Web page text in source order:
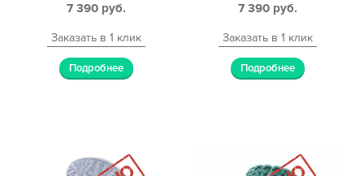
7 390 руб.
Заказать в 1 клик
Подробнее
7 390 руб.
Заказать в 1 клик
Подробнее